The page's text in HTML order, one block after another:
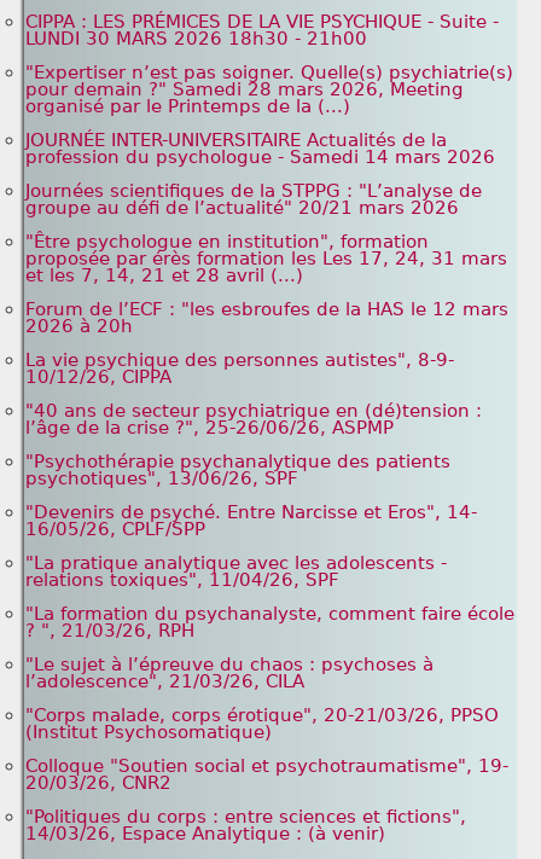
CIPPA : LES PRÉMICES DE LA VIE PSYCHIQUE - Suite -
LUNDI 30 MARS 2026 18h30 - 21h00
"Expertiser n’est pas soigner. Quelle(s) psychiatrie(s)
pour demain ?" Samedi 28 mars 2026, Meeting
organisé par le Printemps de la (...)
JOURNÉE INTER-UNIVERSITAIRE Actualités de la
profession du psychologue - Samedi 14 mars 2026
Journées scientifiques de la STPPG : "L’analyse de
groupe au défi de l’actualité" 20/21 mars 2026
"Être psychologue en institution", formation
proposée par érès formation les Les 17, 24, 31 mars
et les 7, 14, 21 et 28 avril (...)
Forum de l’ECF : "les esbroufes de la HAS le 12 mars
2026 à 20h
La vie psychique des personnes autistes", 8-9-
10/12/26, CIPPA
"40 ans de secteur psychiatrique en (dé)tension :
l’âge de la crise ?", 25-26/06/26, ASPMP
"Psychothérapie psychanalytique des patients
psychotiques", 13/06/26, SPF
"Devenirs de psyché. Entre Narcisse et Eros", 14-
16/05/26, CPLF/SPP
"La pratique analytique avec les adolescents -
relations toxiques", 11/04/26, SPF
"La formation du psychanalyste, comment faire école
? ", 21/03/26, RPH
"Le sujet à l’épreuve du chaos : psychoses à
l’adolescence", 21/03/26, CILA
"Corps malade, corps érotique", 20-21/03/26, PPSO
(Institut Psychosomatique)
Colloque "Soutien social et psychotraumatisme", 19-
20/03/26, CNR2
"Politiques du corps : entre sciences et fictions",
14/03/26, Espace Analytique : (à venir)